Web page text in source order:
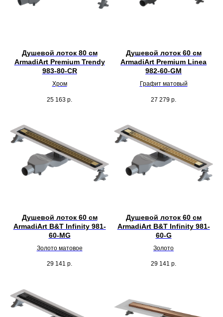
Душевой лоток 80 см
ArmadiArt Premium Trendy
983-80-CR
Хром
25 163 р.
Душевой лоток 60 см
ArmadiArt Premium Linea
982-60-GM
Графит матовый
27 279 р.
Душевой лоток 60 см
ArmadiArt B&T Infinity 981-
60-MG
Золото матовое
29 141 р.
Душевой лоток 60 см
ArmadiArt B&T Infinity 981-
60-G
Золото
29 141 р.